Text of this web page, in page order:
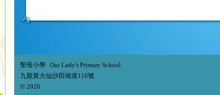
聖母小學 Our Lady's Primary School
九龍黃大仙沙田坳道116號
© 2026